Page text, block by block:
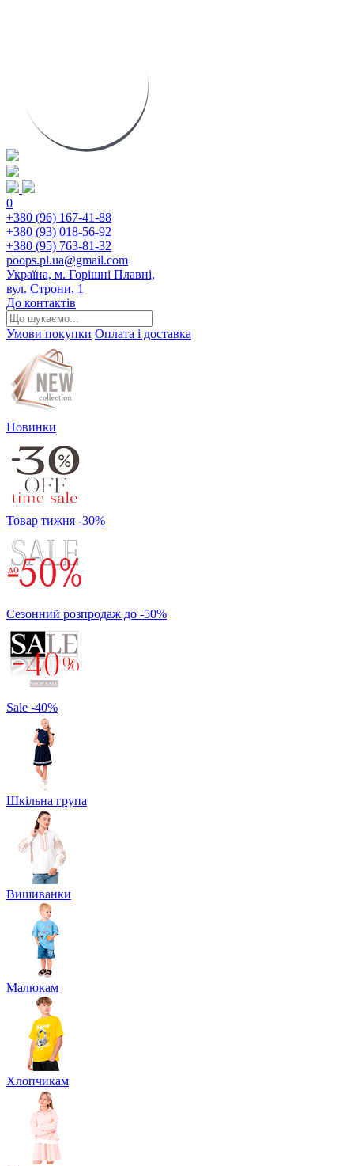
0
+380 (96) 167-41-88
+380 (93) 018-56-92
+380 (95) 763-81-32
poops.pl.ua@gmail.com
Україна, м. Горішні Плавні,
вул. Строни, 1
До контактів
Умови покупки Оплата і доставка
Новинки
Товар тижня -30%
Сезонний розпродаж до -50%
Sale -40%
Шкільна група
Вишиванки
Малюкам
Хлопчикам